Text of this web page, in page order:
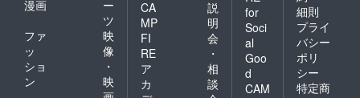
漫画
ー
ツ
ファ
ッ
ショ
ン
映
像
・
映
CA
MP
FI
RE
ア
カ
説
明
会
・
相
談
for
Soci
al
Goo
d
CAM
細則
プライ
バシー
ポリ
シー
特定商